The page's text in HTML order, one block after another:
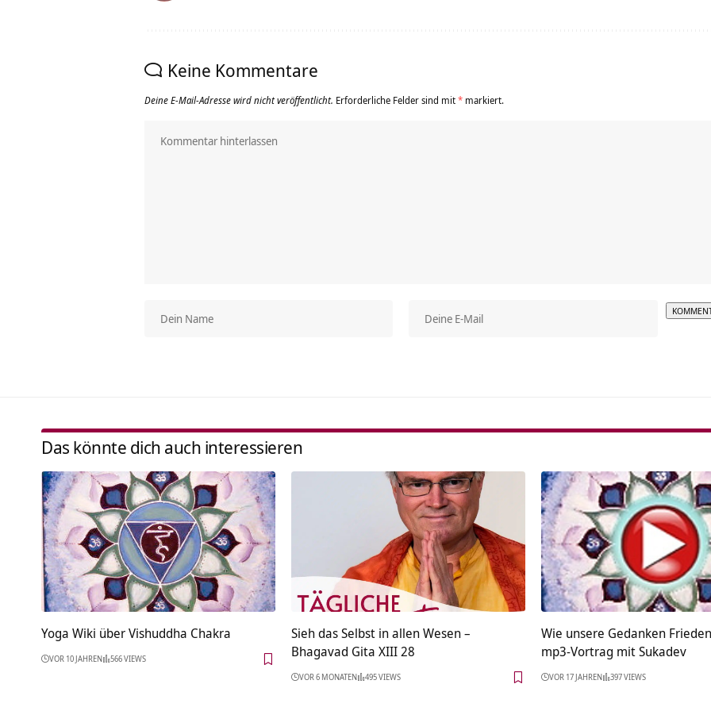
Keine Kommentare
Deine E-Mail-Adresse wird nicht veröffentlicht. Erforderliche Felder sind mit* markiert.
Das könnte dich auch interessieren
Yoga Wiki über Vishuddha Chakra
VOR 10 JAHREN 566 VIEWS
Sieh das Selbst in allen Wesen –
Bhagavad Gita XIII 28
VOR 6 MONATEN 495 VIEWS
Wie unsere Gedanken
mp3-Vortrag mit Sukadev
VOR 17 JAHREN 397 VIEWS